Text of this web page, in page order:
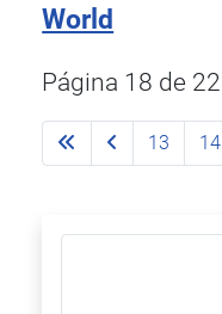
World
Página 18 de 22
13 14